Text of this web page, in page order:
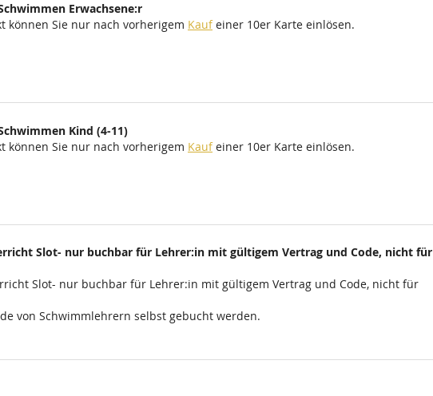
Erwachsene:r
können Sie nur nach vorherigem Kaufeiner 10er Karte einlösen.
Kind (4-11)
können Sie nur nach vorherigem Kaufeiner 10er Karte einlösen.
Slot- nur buchbar für Lehrer:in mit gültigem Vertrag und Code, nicht für
Slot- nur buchbar für Lehrer:in mit gültigem Vertrag und Code, nicht für
von Schwimmlehrern selbst gebucht werden.